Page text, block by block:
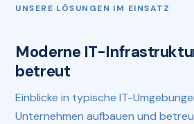
UNSERE LÖSUNGEN IM EINSATZ
Moderne IT-
betreut
Einblicke in typische IT-
Unternehmen aufbauen und